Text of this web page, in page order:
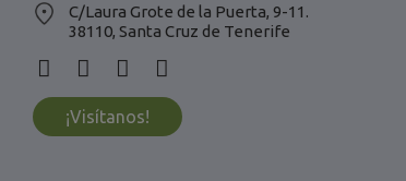
C/Laura Grote de la Puerta, 9-11.
38110, Santa Cruz de Tenerife
¡Visítanos!